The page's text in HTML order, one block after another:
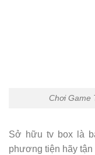
Chơi Game
Sở hữu tv box là
phương tiện hãy tận